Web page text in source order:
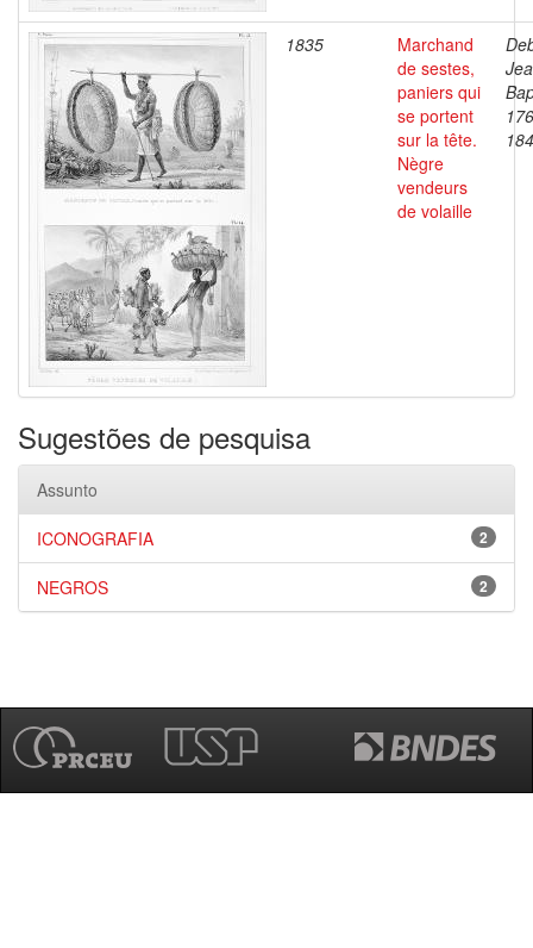
1835
Marchand
de sestes,
paniers qui
se portent
sur la tête.
Nègre
vendeurs
de volaille
Sugestões de pesquisa
Assunto
2
ICONOGRAFIA
2
NEGROS